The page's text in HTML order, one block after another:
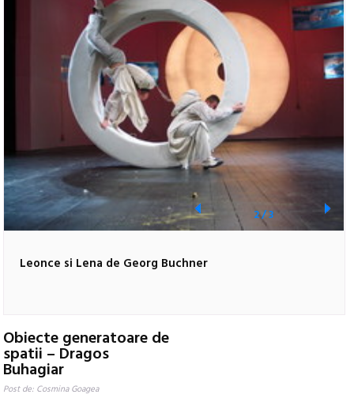
Leonce si Lena de Georg Buchner
2/3
Obiecte generatoare de
spatii – Dragos
Buhagiar
Post de: Cosmina Goagea